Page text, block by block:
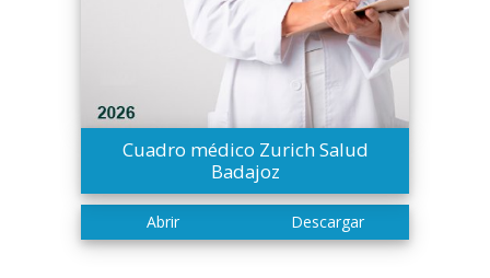
Cuadro médico Zurich Salud
Badajoz